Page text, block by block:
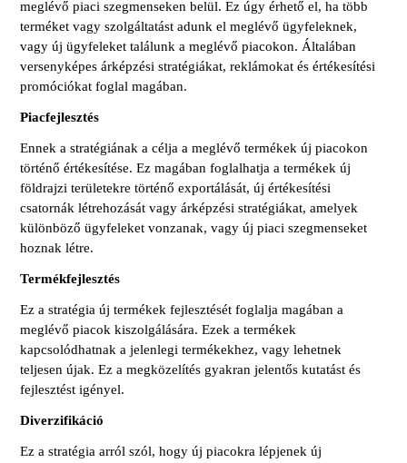
meglévő piaci szegmenseken belül. Ez úgy érhető el, ha több
terméket vagy szolgáltatást adunk el meglévő ügyfeleknek,
vagy új ügyfeleket találunk a meglévő piacokon. Általában
versenyképes árképzési stratégiákat, reklámokat és értékesítési
promóciókat foglal magában.
Piacfejlesztés
Ennek a stratégiának a célja a meglévő termékek új piacokon
történő értékesítése. Ez magában foglalhatja a termékek új
földrajzi területekre történő exportálását, új értékesítési
csatornák létrehozását vagy árképzési stratégiákat, amelyek
különböző ügyfeleket vonzanak, vagy új piaci szegmenseket
hoznak létre.
Termékfejlesztés
Ez a stratégia új termékek fejlesztését foglalja magában a
meglévő piacok kiszolgálására. Ezek a termékek
kapcsolódhatnak a jelenlegi termékekhez, vagy lehetnek
teljesen újak. Ez a megközelítés gyakran jelentős kutatást és
fejlesztést igényel.
Diverzifikáció
Ez a stratégia arról szól, hogy új piacokra lépjenek új